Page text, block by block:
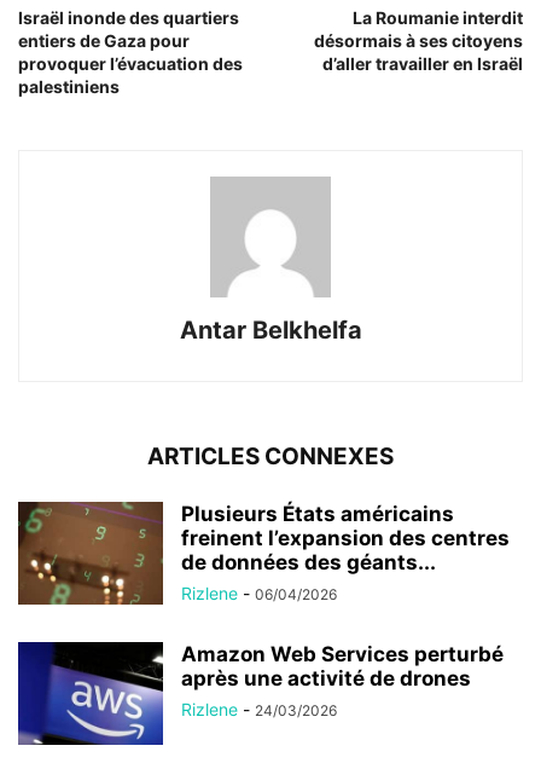
Israël inonde des quartiers
entiers de Gaza pour
provoquer l’évacuation des
palestiniens
La Roumanie interdit
désormais à ses citoyens
d’aller travailler en Israël
Antar Belkhelfa
ARTICLES CONNEXES
Plusieurs États américains
freinent l’expansion des centres
de données des géants...
Rizlene - 06/04/2026
Amazon Web Services perturbé
après une activité de drones
Rizlene - 24/03/2026